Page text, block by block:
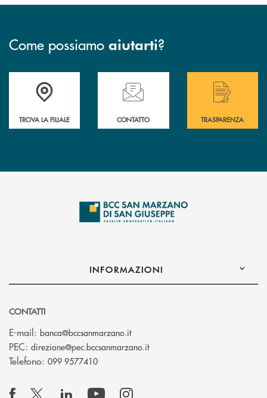
Come possiamo aiutarti?
Accedi all' elenco completo delle filiali di Bcc San Marzano.
TROVA LA FILIALE
Hai bisogno di assistenza immediata?
CONTATTO
Hai bisogno di
TRASPARENZA
INFORMAZIONI
CONTATTI
E-mail: banca@bccsanmarzano.it(si apre l’app di posta
PEC: direzione@pec.bccsanmarzano.it(si apre l’app di posta
Telefono: 099 9577410